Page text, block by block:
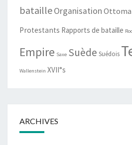
batailleOrganisation
Protestants Rapports de bataille
Empire Saxe Suède Suédois
Wallenstein XVII°s
ARCHIVES